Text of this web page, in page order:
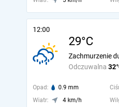
12:00
29°C
Odczuwalna
Zachmurzenie
Opad: 0.9 mm
Wiatr:
4 km/h